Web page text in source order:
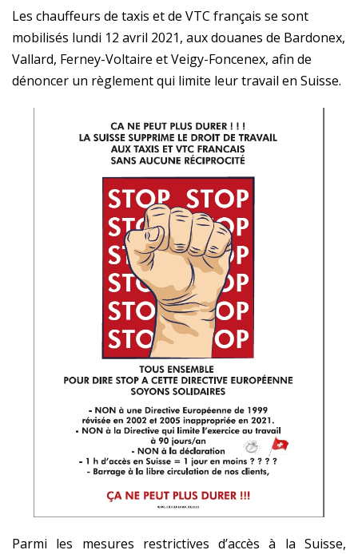
Les chauffeurs de taxis et de VTC français se sont
mobilisés lundi 12 avril 2021, aux douanes de Bardonex,
Vallard, Ferney-Voltaire et Veigy-Foncenex, afin de
dénoncer un règlement qui limite leur travail en Suisse.
Parmi les mesures restrictives d’accès à la Suisse,